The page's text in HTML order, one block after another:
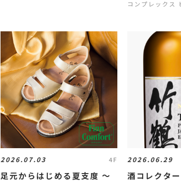
コンプレックス
2026.07.03 4F
足元からはじめる夏支度 ～
2026.06.29
酒コレクタ